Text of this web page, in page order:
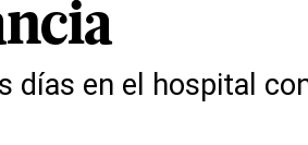
días en el hospital